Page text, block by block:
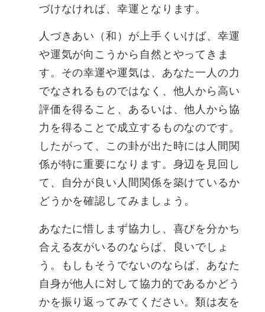
づけなければ、幸運となります。
人づきあい（和）が上手くいけば、幸運
や運気が向こうから自然とやってきま
す。その幸運や運気は、あなた一人の力
でなされるものではなく、他人から高い
評価を得ること、あるいは、他人から協
力を得ることで成立するものなのです。
したがって、この卦が出た時には人間関
係が特に重要になります。身辺を見回し
て、自分が良い人間関係を築けているか
どうかを確認してみましょう。
あなたに惜しまず協力し、喜びを分かち
合える友がいるのならば、良いでしょ
う。もしもそうでないのならば、あなた
自身が他人に対して協力的であるかどう
かを振り返ってみてください。類は友を